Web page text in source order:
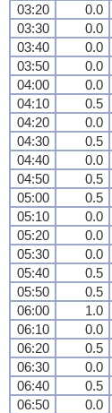
03:20
0.0
03:30
0.0
03:40
0.0
03:50
0.0
04:00
0.0
04:10
0.5
04:20
0.0
04:30
0.5
04:40
0.0
04:50
0.5
05:00
0.5
05:10
0.0
05:20
0.0
05:30
0.0
05:40
0.5
05:50
0.5
06:00
1.0
06:10
0.0
06:20
0.5
06:30
0.0
06:40
0.5
06:50
0.0